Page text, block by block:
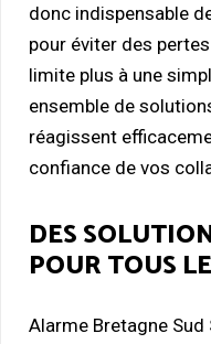
donc indispensable
pour éviter des
limite plus à une
ensemble de
réagissent
confiance de vos
DES
POUR TOUS
Alarme Bretagne